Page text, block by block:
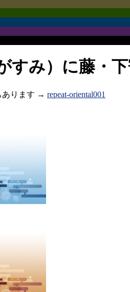
すみ）に藤・下
あります → repeat-oriental001